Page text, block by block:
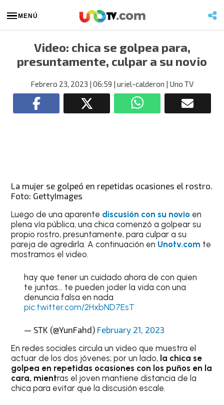
MENÚ
Video: chica se golpea para,
presuntamente, culpar a su novio
Febrero 23, 2023 | 06:59 | uriel-calderon | Uno TV
La mujer se golpeó en repetidas ocasiones el rostro.
Foto: GettyImages
Luego de una aparente discusión con su novio en
plena vía pública, una chica comenzó a golpear su
propio rostro, presuntamente, para culpar a su
pareja de agredirla. A continuación en Unotv.com te
mostramos el video.
hay que tener un cuidado ahora de con quien
te juntas… te pueden joder la vida con una
denuncia falsa en nada
pic.twitter.com/2HxbND7EsT
— STK (@YunFahd) February 21, 2023
En redes sociales circula un video que muestra el
actuar de los dos jóvenes; por un lado, la chica se
golpea en repetidas ocasiones con los puños en la
cara, mientras el joven mantiene distancia de la
chica para evitar que la discusión escale.